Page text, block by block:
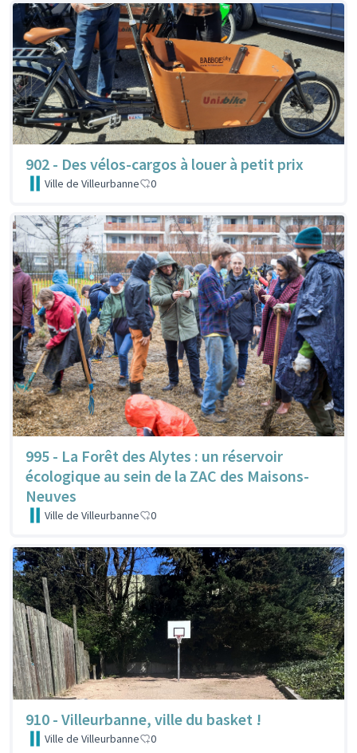
902 - Des vélos-cargos à louer à petit prix
Ville de Villeurbanne 0
995 - La Forêt des Alytes : un réservoir
écologique au sein de la ZAC des Maisons-
Neuves
Ville de Villeurbanne 0
910 - Villeurbanne, ville du basket !
Ville de Villeurbanne 0